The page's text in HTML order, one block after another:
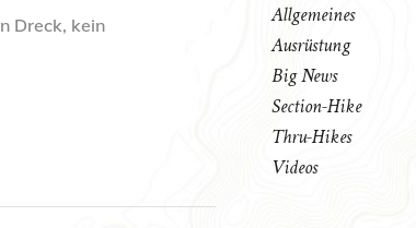
Dreck, kein
Allgemeines
Ausrüstung
Big News
Section-Hike
Thru-Hikes
Videos